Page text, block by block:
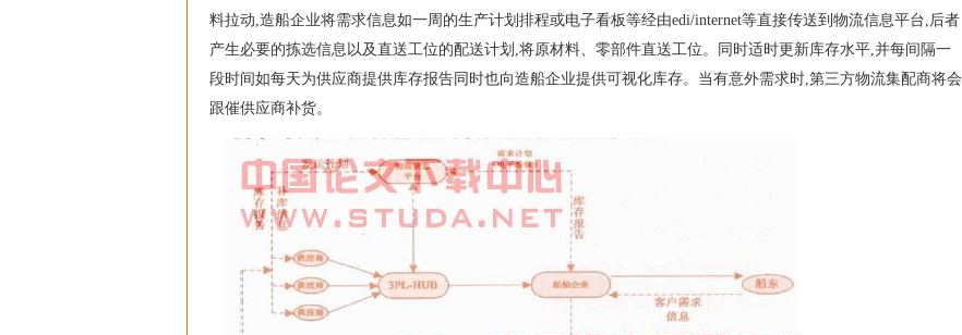
料拉动,造船企业将需求信息如一周的生产计划排程或电子看板等经由edi/internet等直接传送到物流信息平台,后者
产生必要的拣选信息以及直送工位的配送计划,将原材料、零部件直送工位。同时适时更新库存水平,并每间隔一
段时间如每天为供应商提供库存报告同时也向造船企业提供可视化库存。当有意外需求时,第三方物流集配商将会
跟催供应商补货。